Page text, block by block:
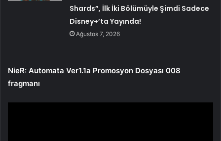
Shards”, İlk İki Bölümüyle Şimdi Sadece
Disney+’ta Yayında!
Ağustos 7, 2026
NieR: Automata Ver1.1a Promosyon Dosyası 008
fragmanı